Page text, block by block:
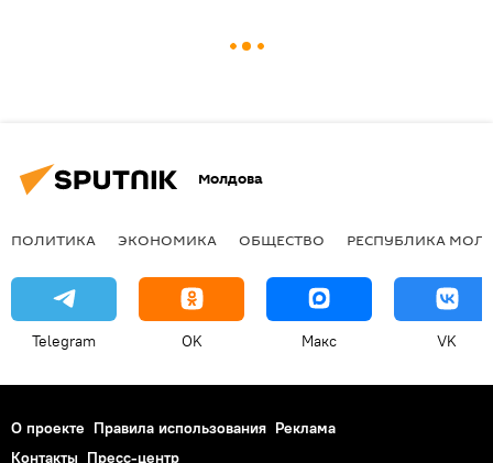
Молдова
ПОЛИТИКА ЭКОНОМИКА ОБЩЕСТВО РЕСПУБЛИКА
Telegram OK Макс VK
О проекте Правила использования Реклама
Контакты Пресс-центр